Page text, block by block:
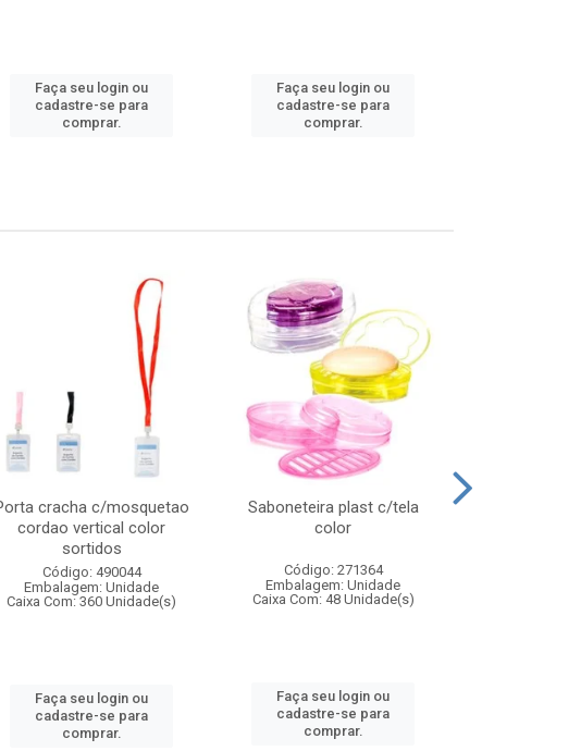
Faça seu login ou
cadastre-se para
comprar.
Faça seu login ou
cadastre-se para
comprar.
cracha c/mosquetao
cordao vertical color
sortidos
Código: 490044
Embalagem: Unidade
Caixa Com: 360 Unidade(s)
Faça seu login ou
cadastre-se para
comprar.
Saboneteira plast c/tela
color
Código: 271364
Embalagem: Unidade
Caixa Com: 48 Unidade(s)
Faça seu login ou
cadastre-se para
comprar.